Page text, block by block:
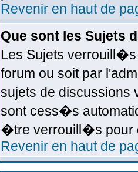
Revenir en haut de
Que sont les Sujets
Les Sujets
forum ou soit par
sujets de discussions
sont cess�s
�tre verrouill�s pour
Revenir en haut de